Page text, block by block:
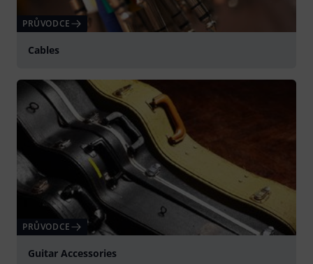
PRŮVODCE
Cables
PRŮVODCE
Guitar Accessories